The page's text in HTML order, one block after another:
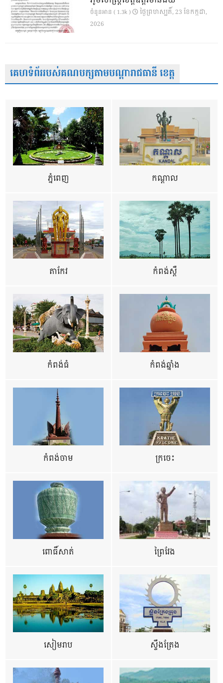
ចំនួនអាន ( 1.3k )
ថ្ងៃ​ព្រហស្បតិ៍, 23 ខែ​កក្កដា,
2026
គេហទំព័ររបស់គណបក្សតាមបណ្តារាជធានី ខេត្ត
ភ្នំពេញ កណ្តាល
តាកែវ កំពង់ស្ពឺ
កំពង់ធំ កំពង់ឆ្នាំង
កំពង់ចាម ក្រចេះ
ពោធិ៍សាត់ ព្រៃវែង
សៀមរាប ស្ទឹងត្រែង